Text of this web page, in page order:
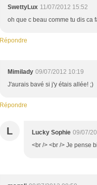
SwettyLux 11/07/2012 15:52
oh que c beau comme tu dis ca
Répondre
Mimilady 09/07/2012 10:19
J'aurais bavé si j'y étais allée! ;)
Répondre
L Lucky Sophie 09/07/
<br /> <br /> Je pense